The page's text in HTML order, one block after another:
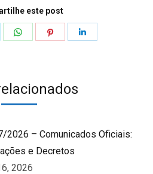
este post
2026 – Comunicados Oficiais:
e Decretos
2026